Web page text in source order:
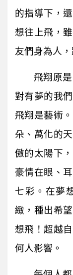
的指導下，
想往上飛，
友們身為人
飛翔原
對有夢的我
飛翔是藝術
朵、萬化的
傲的太陽下
豪情在眼、
七彩。在夢
緻，種出希
想飛！超越
何人影響。